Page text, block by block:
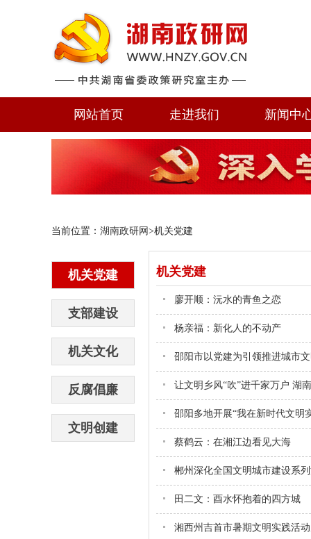
网站首页 走进我们 新闻中
当前位置： 湖南政研网 >机关党建
机关党建
支部建设
机关文化
反腐倡廉
文明创建
机关党建
廖开顺：沅水的青鱼之恋
杨亲福：新化人的不动产
邵阳市以党建为引领推进城市
让文明乡风“吹”进千家万户 湖
邵阳多地开展“我在新时代文明
蔡鹤云：在湘江边看见大海
田二文：酉水怀抱着的四方城
湘西州吉首市暑期文明实践活